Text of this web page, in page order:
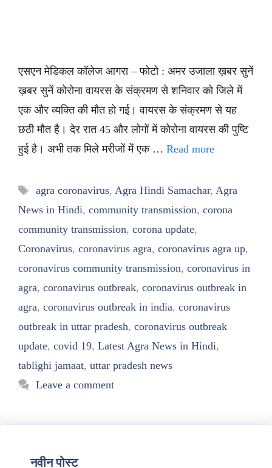
एसएन मेडिकल कॉलेज आगरा – फोटो : अमर उजाला ख़बर सुनें
ख़बर सुनें कोरोना वायरस के संक्रमण से शनिवार को जिले में
एक और व्यक्ति की मौत हो गई। वायरस के संक्रमण से यह
छठी मौत है। देर रात 45 और लोगों में कोरोना वायरस की पुष्टि
हुई है। अभी तक मिले मरीजों में एक … Read more
Tags
agra coronavirus, Agra Hindi Samachar, Agra
News in Hindi, community transmission, corona
community transmission, corona update,
Coronavirus, coronavirus agra, coronavirus agra up,
coronavirus community transmission, coronavirus in
agra, coronavirus outbreak, coronavirus outbreak in
agra, coronavirus outbreak in india, coronavirus
outbreak in uttar pradesh, coronavirus outbreak
update, covid 19, Latest Agra News in Hindi,
tablighi jamaat, uttar pradesh news
Leave a comment
नवीन पोस्ट